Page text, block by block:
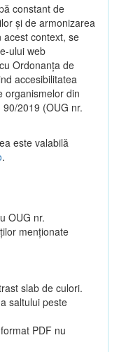
constant de
și de armonizarea
acest context, se
ului web
Ordonanța de
accesibilitatea
organismelor din
2019 (OUG nr.
este valabilă
.
OUG nr.
menționate
slab de culori.
saltului peste
PDF nu